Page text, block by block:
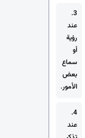
3.
عند
رؤية
أو
سماع
بعض
الأمور.
4.
عند